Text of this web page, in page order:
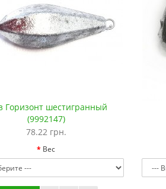
Горизонт шестигранный
(9992147)
78.22 грн.
Вес